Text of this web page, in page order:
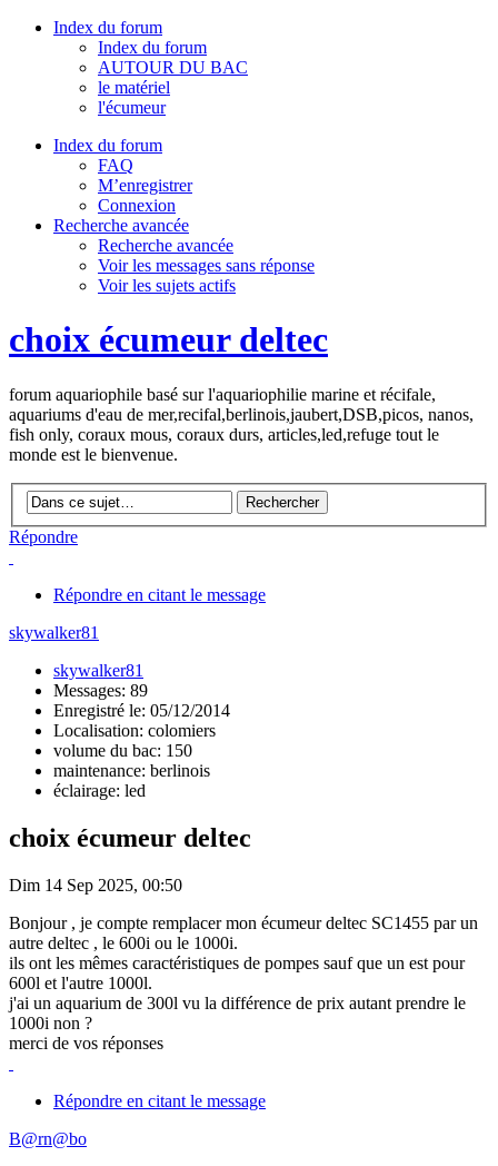
Index du forum
Index du forum
AUTOUR DU BAC
le matériel
l'écumeur
Index du forum
FAQ
M’enregistrer
Connexion
Recherche avancée
Recherche avancée
Voir les messages sans réponse
Voir les sujets actifs
choix écumeur deltec
forum aquariophile basé sur l'aquariophilie marine et récifale,
aquariums d'eau de mer,recifal,berlinois,jaubert,DSB,picos, nanos,
fish only, coraux mous, coraux durs, articles,led,refuge tout le
monde est le bienvenue.
Répondre
Répondre en citant le message
skywalker81
skywalker81
Messages: 89
Enregistré le: 05/12/2014
Localisation: colomiers
volume du bac: 150
maintenance: berlinois
éclairage: led
choix écumeur deltec
Dim 14 Sep 2025, 00:50
Bonjour , je compte remplacer mon écumeur deltec SC1455 par un
autre deltec , le 600i ou le 1000i.
ils ont les mêmes caractéristiques de pompes sauf que un est pour
600l et l'autre 1000l.
j'ai un aquarium de 300l vu la différence de prix autant prendre le
1000i non ?
merci de vos réponses
Répondre en citant le message
B@rn@bo